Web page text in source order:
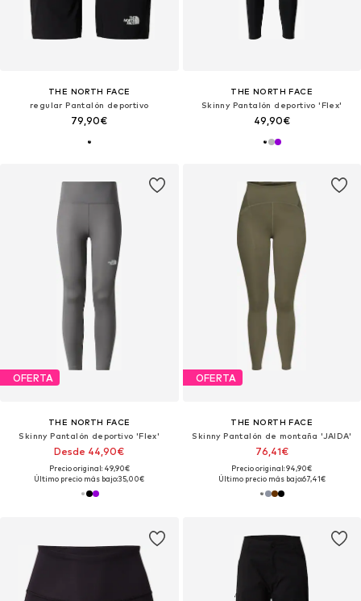
THE NORTH FACE
regular Pantalón deportivo
79,90€
THE NORTH FACE
Skinny Pantalón deportivo 'Flex'
49,90€
OFERTA
THE NORTH FACE
Skinny Pantalón deportivo 'Flex'
Desde 44,90€
Precio original: 49,90€
Último precio más bajo:35,00€
OFERTA
THE NORTH FACE
Skinny Pantalón de montaña 'JAIDA'
76,41€
Precio original: 94,90€
Último precio más bajo:67,41€